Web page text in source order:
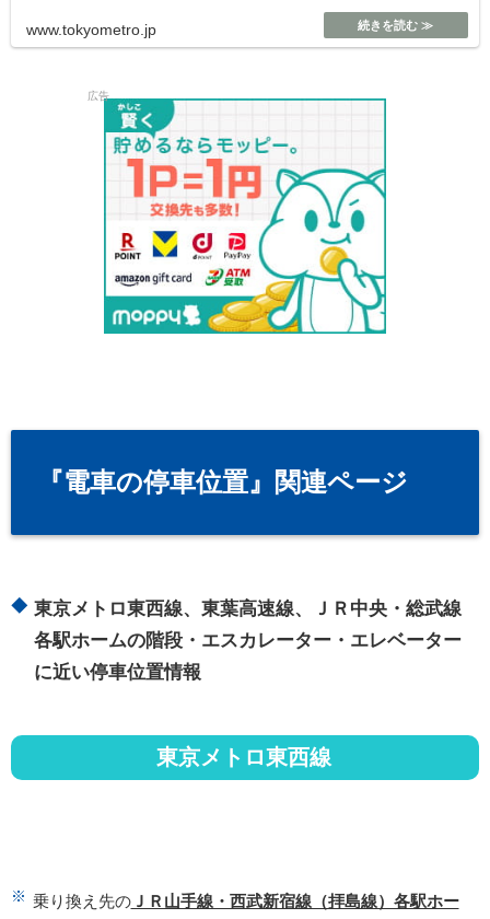
www.tokyometro.jp
広告
『電車の停車位置』関連ページ
東京メトロ東西線、東葉高速線、ＪＲ中央・総武線
各駅ホームの階段・エスカレーター・エレベーター
に近い停車位置情報
東京メトロ東西線
乗り換え先のＪＲ山手線・西武新宿線（拝島線）各駅ホー